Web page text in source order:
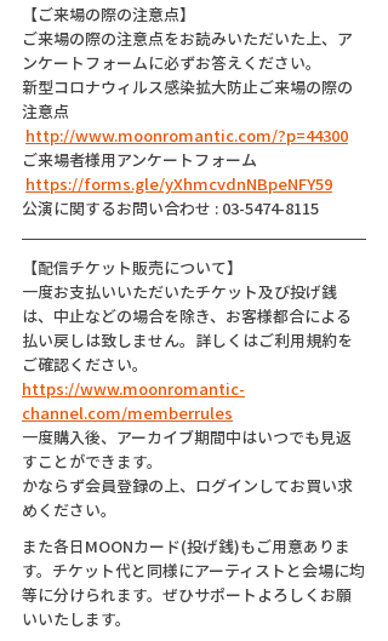
【ご来場の際の注意点】
ご来場の際の注意点をお読みいただいた上、ア
ンケートフォームに必ずお答えください。
新型コロナウィルス感染拡大防止ご来場の際の
注意点
http://www.moonromantic.com/?p=44300
ご来場者様用アンケートフォーム
https://forms.gle/yXhmcvdnNBpeNFY59
公演に関するお問い合わせ : 03-5474-8115
【配信チケット販売について】
一度お支払いいただいたチケット及び投げ銭
は、中止などの場合を除き、お客様都合による
払い戻しは致しません。詳しくはご利用規約を
ご確認ください。
https://www.moonromantic-
channel.com/memberrules
一度購入後、アーカイブ期間中はいつでも見返
すことができます。
かならず会員登録の上、ログインしてお買い求
めください。
また各日MOONカード(投げ銭)もご用意ありま
す。チケット代と同様にアーティストと会場に均
等に分けられます。ぜひサポートよろしくお願
いいたします。